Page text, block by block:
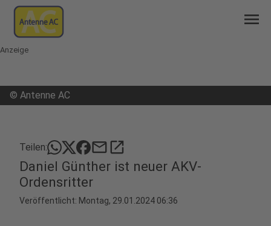
menu
Anzeige
© Antenne AC
Teilen: mailopen_in_new
Daniel Günther ist neuer AKV-
Ordensritter
Veröffentlicht: Montag, 29.01.2024 06:36